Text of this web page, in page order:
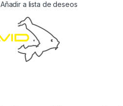
Añadir a lista de deseos